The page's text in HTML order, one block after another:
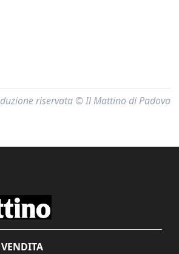
riservata © Il Mattino di Padova